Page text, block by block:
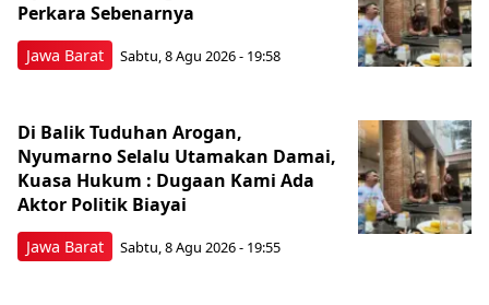
Jawa Barat
Perkara Sebenarnya ​
Sabtu, 8 Agu 2026 - 19:58
Jawa Barat
Di Balik Tuduhan Arogan,
Nyumarno Selalu Utamakan Damai,
Kuasa Hukum : Dugaan Kami Ada
Aktor Politik Biayai
Sabtu, 8 Agu 2026 - 19:55